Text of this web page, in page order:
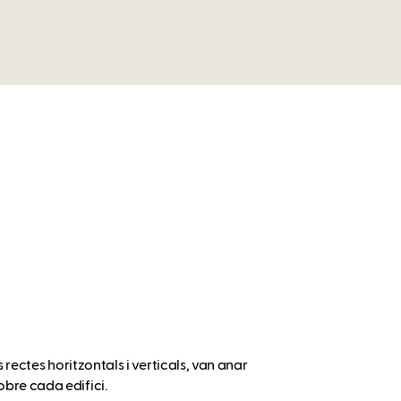
rectes horitzontals i verticals, van anar
cada edifici.